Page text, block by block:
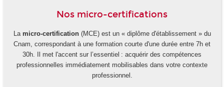
Nos micro-certifications
La micro-certification(MCE) est un « diplôme d'établissement » du
Cnam, correspondant à une formation courte d'une durée entre 7h et
30h. Il met l'accent sur l’essentiel : acquérir des compétences
professionnelles immédiatement mobilisables dans votre contexte
professionnel.